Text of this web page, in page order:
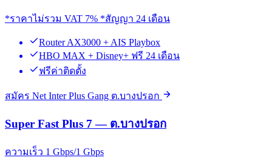
*ราคาไม่รวม VAT 7% *สัญญา 24 เดือน
Router AX3000 + AIS Playbox
HBO MAX + Disney+ ฟรี 24 เดือน
ฟรีค่าติดตั้ง
สมัคร Net Inter Plus Gang ต.บางปรอก
Super Fast Plus 7 — ต.บางปรอก
ความเร็ว 1 Gbps/1 Gbps